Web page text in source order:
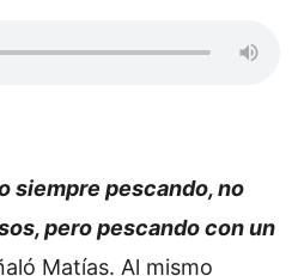
siempre pescando, no
pero pescando con un
Matías. Al mismo